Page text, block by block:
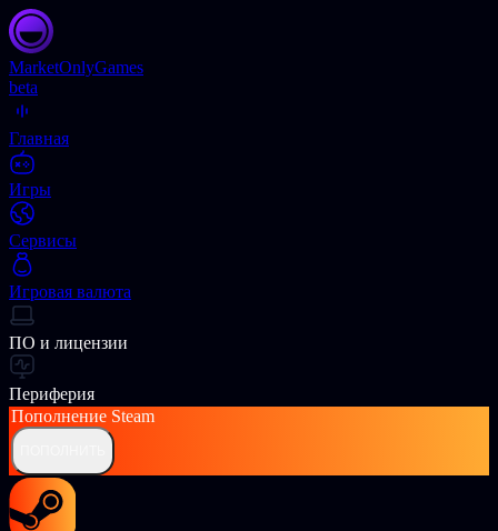
MarketOnlyGames
beta
Главная
Игры
Сервисы
Игровая валюта
ПО и лицензии
Периферия
Пополнение Steam